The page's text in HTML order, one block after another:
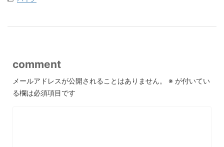
comment
メールアドレスが公開されることはありません。 ※ が付いてい
る欄は必須項目です